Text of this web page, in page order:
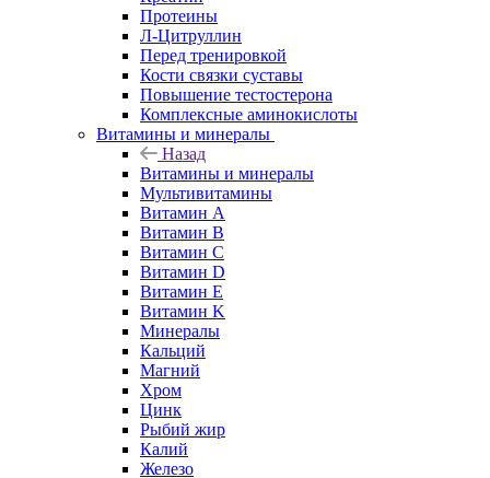
Протеины
Л-Цитруллин
Перед тренировкой
Кости связки суставы
Повышение тестостерона
Комплексные аминокислоты
Витамины и минералы
Назад
Витамины и минералы
Мультивитамины
Витамин A
Витамин B
Витамин C
Витамин D
Витамин E
Витамин K
Минералы
Кальций
Магний
Хром
Цинк
Рыбий жир
Калий
Железо